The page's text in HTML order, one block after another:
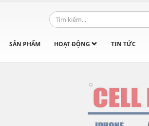
SẢN PHẨM HOẠT ĐỘNG TIN TỨC